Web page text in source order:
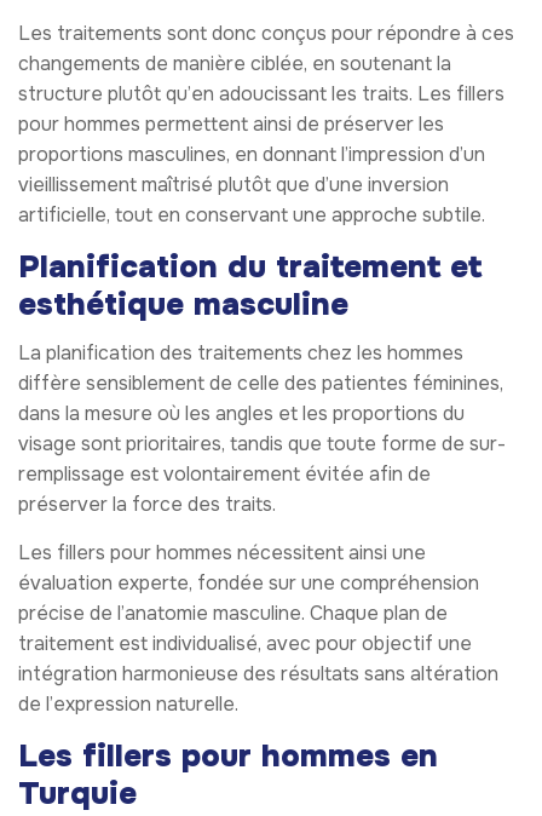
Les traitements sont donc conçus pour répondre à ces
changements de manière ciblée, en soutenant la
structure plutôt qu’en adoucissant les traits. Les fillers
pour hommes permettent ainsi de préserver les
proportions masculines, en donnant l’impression d’un
vieillissement maîtrisé plutôt que d’une inversion
artificielle, tout en conservant une approche subtile.
Planification du traitement et
esthétique masculine
La planification des traitements chez les hommes
diffère sensiblement de celle des patientes féminines,
dans la mesure où les angles et les proportions du
visage sont prioritaires, tandis que toute forme de sur-
remplissage est volontairement évitée afin de
préserver la force des traits.
Les fillers pour hommes nécessitent ainsi une
évaluation experte, fondée sur une compréhension
précise de l’anatomie masculine. Chaque plan de
traitement est individualisé, avec pour objectif une
intégration harmonieuse des résultats sans altération
de l’expression naturelle.
Les fillers pour hommes en
Turquie